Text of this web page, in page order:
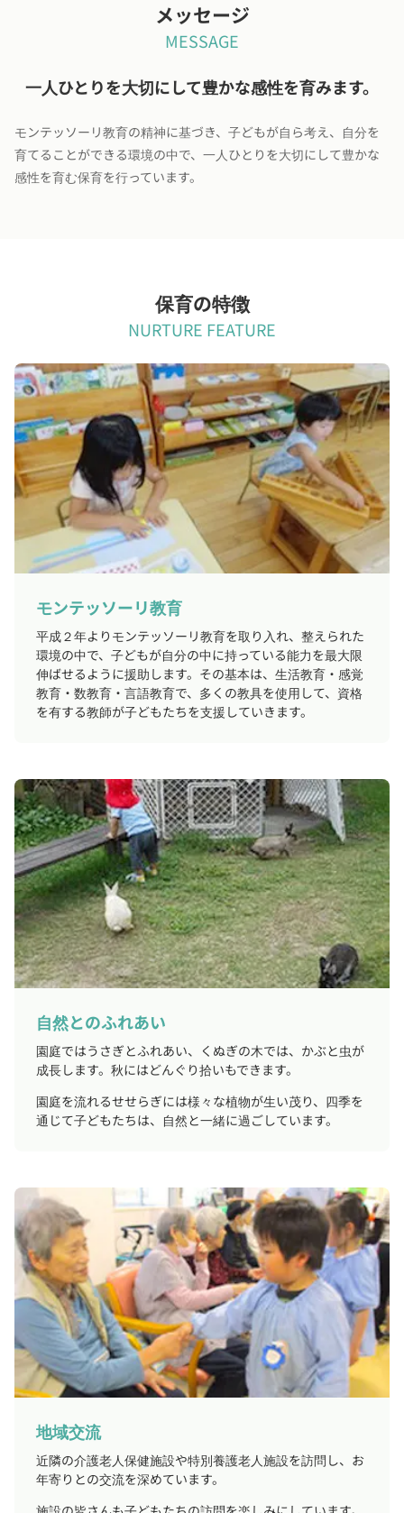
メッセージ
MESSAGE
一人ひとりを大切にして豊かな感性を育みます。
モンテッソーリ教育の精神に基づき、子どもが自ら考え、自分を
育てることができる環境の中で、一人ひとりを大切にして豊かな
感性を育む保育を行っています。
保育の特徴
NURTURE FEATURE
モンテッソーリ教育
平成２年よりモンテッソーリ教育を取り入れ、整えられた
環境の中で、子どもが自分の中に持っている能力を最大限
伸ばせるように援助します。その基本は、生活教育・感覚
教育・数教育・言語教育で、多くの教具を使用して、資格
を有する教師が子どもたちを支援していきます。
自然とのふれあい
園庭ではうさぎとふれあい、くぬぎの木では、かぶと虫が
成長します。秋にはどんぐり拾いもできます。
園庭を流れるせせらぎには様々な植物が生い茂り、四季を
通じて子どもたちは、自然と一緒に過ごしています。
地域交流
近隣の介護老人保健施設や特別養護老人施設を訪問し、お
年寄りとの交流を深めています。